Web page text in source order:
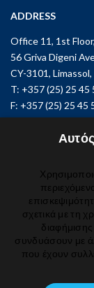
ADDRESS
Office 11, 1st
56 Griva Digeni
CY-3101, Limassol,
T: +357 (25) 25 45
F: +357 (25) 25 45
Office 3, Kifisias
© 2024 IBSCY
σχετικά με τη
διαφήμισης
συνδυάσουν με
που έχουν